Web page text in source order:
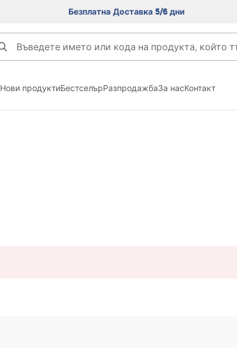
Безплатна Доставка 5/6 дни
Нови продуктиБестселърРазпродажбаЗа насКонтакт